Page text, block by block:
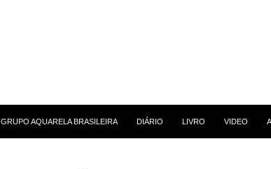
GRUPO AQUARELA BRASILEIRA
DIÁRIO LIVRO VIDEO